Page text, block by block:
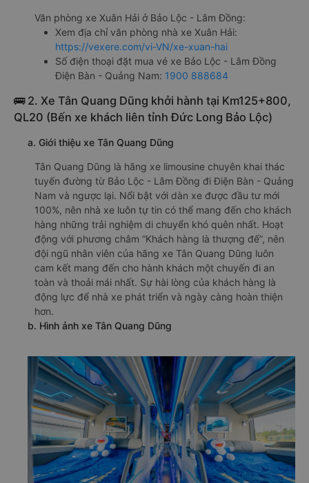
Văn phòng xe Xuân Hải ở Bảo Lộc - Lâm Đồng:
Xem địa chỉ văn phòng nhà xe Xuân Hải:
https://vexere.com/vi-VN/xe-xuan-hai
Số điện thoại đặt mua vé xe Bảo Lộc - Lâm Đồng
Điện Bàn - Quảng Nam: 1900 888684
🚌 2. Xe Tân Quang Dũng khởi hành tại Km125+800,
QL20 (Bến xe khách liên tỉnh Đức Long Bảo Lộc)
a. Giới thiệu xe Tân Quang Dũng
Tân Quang Dũng là hãng xe limousine chuyên khai thác
tuyến đường từ Bảo Lộc - Lâm Đồng đi Điện Bàn - Quảng
Nam và ngược lại. Nổi bật với dàn xe được đầu tư mới
100%, nên nhà xe luôn tự tin có thể mang đến cho khách
hàng những trải nghiệm di chuyển khó quên nhất. Hoạt
động với phương châm “Khách hàng là thượng đế”, nên
đội ngũ nhân viên của hãng xe Tân Quang Dũng luôn
cam kết mang đến cho hành khách một chuyến đi an
toàn và thoải mái nhất. Sự hài lòng của khách hàng là
động lực để nhà xe phát triển và ngày càng hoàn thiện
hơn.
b. Hình ảnh xe Tân Quang Dũng